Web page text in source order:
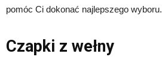
pomóc Ci dokonać najlepszego wyboru.
Czapki z wełny